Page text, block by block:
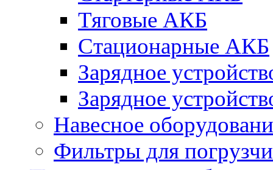
Тяговые АКБ
Стационарные АКБ
Зарядное
Зарядное
Навесное
Фильтры для